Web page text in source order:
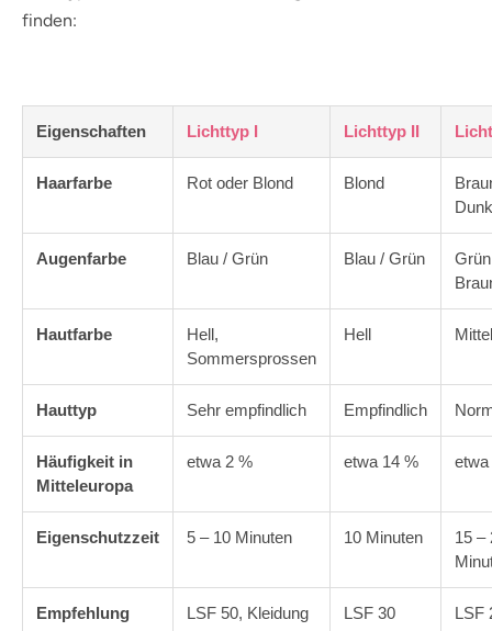
finden:
Eigenschaften Lichttyp I Lichttyp II
Haarfarbe Rot oder Blond Blond
Augenfarbe Blau / Grün Blau / Grün
Hautfarbe
Hell,
Sommersprossen
Hell
Hauttyp Sehr empfindlich Empfindlich
Häufigkeit in
Mitteleuropa
etwa 2 % etwa 14 % etwa
Eigenschutzzeit 5 – 10 Minuten 10 Minuten
15 –
Empfehlung LSF 50, Kleidung LSF 30 LSF